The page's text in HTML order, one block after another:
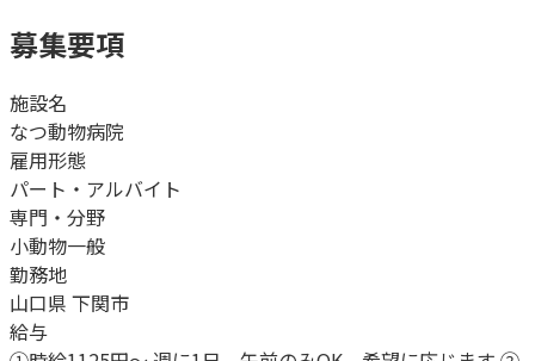
募集要項
施設名
なつ動物病院
雇用形態
パート・アルバイト
専門・分野
小動物一般
勤務地
山口県 下関市
給与